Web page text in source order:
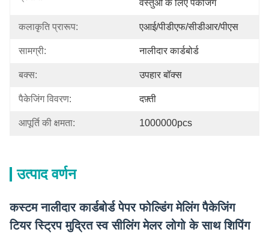
वस्तुओं के लिए पैकेजिंग
कलाकृति प्रारूप: एआई/पीडीएफ/सीडीआर/पीएस
सामग्री: नालीदार कार्डबोर्ड
बक्स: उपहार बॉक्स
पैकेजिंग विवरण: दफ़्ती
आपूर्ति की क्षमता: 1000000pcs
उत्पाद वर्णन
कस्टम नालीदार कार्डबोर्ड पेपर फोल्डिंग मेलिंग पैकेजिंग
टियर स्ट्रिप मुद्रित स्व सीलिंग मेलर लोगो के साथ शिपिंग